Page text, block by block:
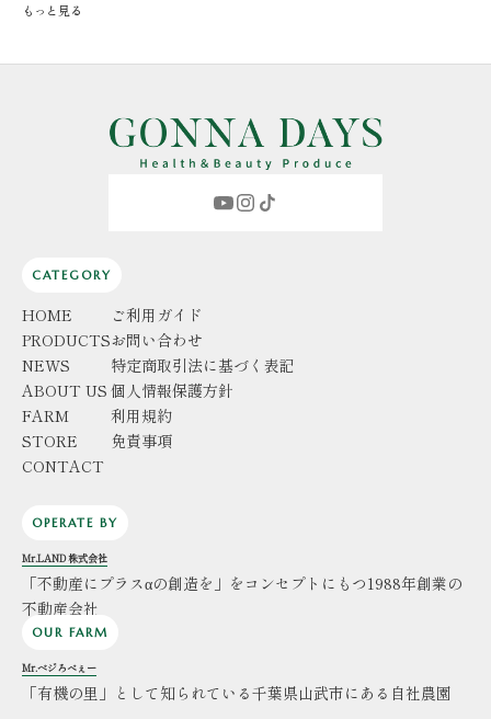
もっと見る
CATEGORY
HOME
PRODUCTS
NEWS
ABOUT US
FARM
STORE
CONTACT
ご利用ガイド
お問い合わせ
特定商取引法に基づく表記
個人情報保護方針
利用規約
免責事項
OPERATE BY
Mr.LAND 株式会社
「不動産にプラスαの創造を」をコンセプトにもつ1988年創業の
不動産会社
OUR FARM
Mr.ベジろべぇー
「有機の里」として知られている千葉県山武市にある自社農園